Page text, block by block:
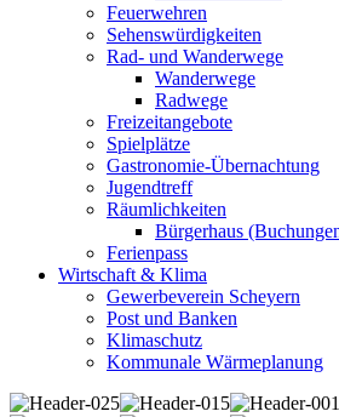
Feuerwehren
Sehenswürdigkeiten
Rad- und Wanderwege
Wanderwege
Radwege
Freizeitangebote
Spielplätze
Gastronomie-Übernachtung
Jugendtreff
Räumlichkeiten
Bürgerhaus
Ferienpass
Wirtschaft & Klima
Gewerbeverein Scheyern
Post und Banken
Klimaschutz
Kommunale Wärmeplanung